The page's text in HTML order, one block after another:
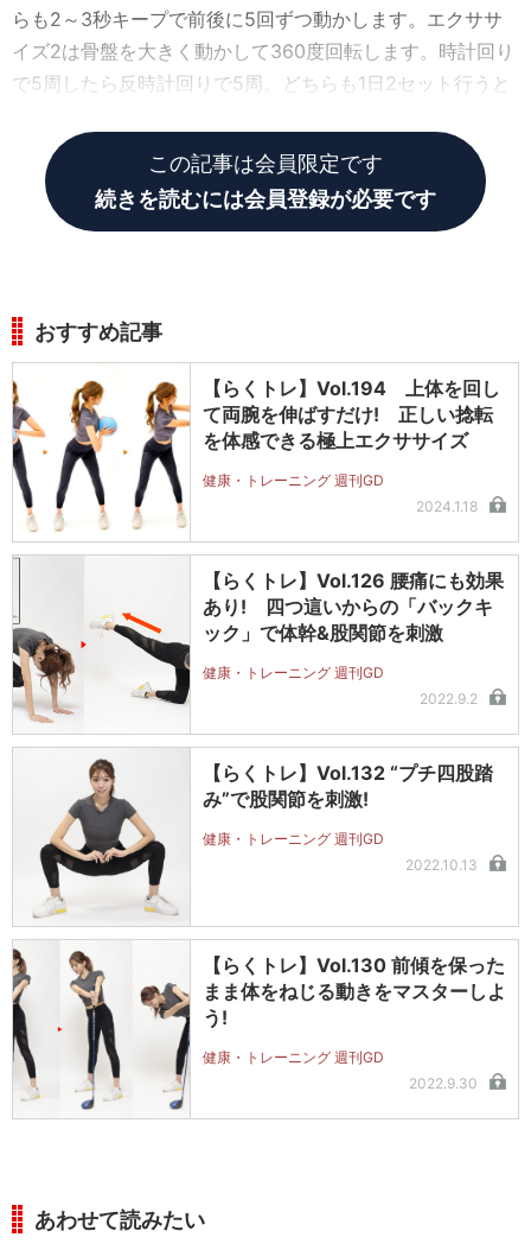
らも2～3秒キープで前後に5回ずつ動かします。エクササ
イズ2は骨盤を大きく動かして360度回転します。時計回り
で5周したら反時計回りで5周。どちらも1日2セット行うと
この記事は会員限定です
続きを読むには会員登録が必要です
おすすめ記事
【らくトレ】Vol.194 上体を回し
て両腕を伸ばすだけ! 正しい捻転
を体感できる極上エクササイズ
健康・トレーニング 週刊GD
2024.1.18
【らくトレ】Vol.126 腰痛にも効果
あり! 四つ這いからの「バックキ
ック」で体幹&股関節を刺激
健康・トレーニング 週刊GD
2022.9.2
【らくトレ】Vol.132 “プチ四股踏
み”で股関節を刺激!
健康・トレーニング 週刊GD
2022.10.13
【らくトレ】Vol.130 前傾を保った
まま体をねじる動きをマスターしよ
う!
健康・トレーニング 週刊GD
2022.9.30
あわせて読みたい